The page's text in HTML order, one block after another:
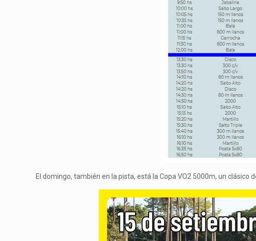
El domingo, también en la pista, está la Copa VO2 5000m, un clásico